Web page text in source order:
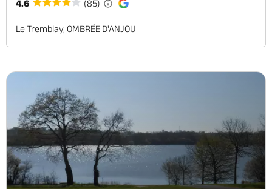
4.6 (85)
Le Tremblay, OMBRÉE D'ANJOU